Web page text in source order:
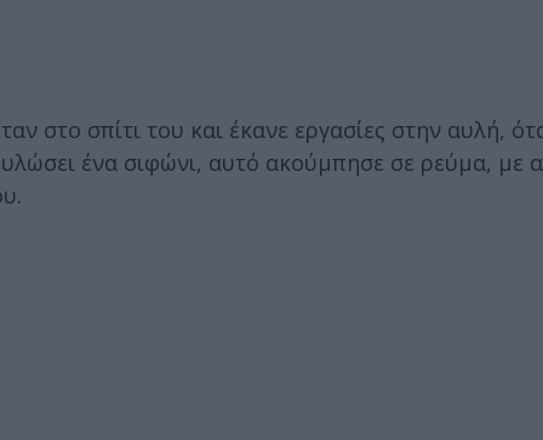
στο σπίτι του και έκανε εργασίες στην αυλή,
ένα σιφώνι, αυτό ακούμπησε σε ρεύμα, με